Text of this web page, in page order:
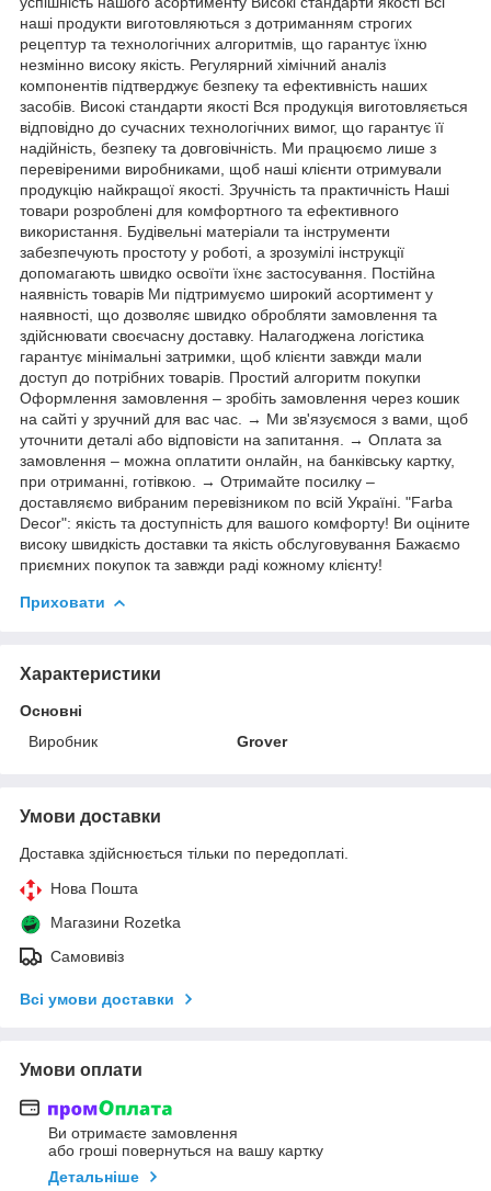
наші продукти виготовляються з дотриманням строгих
рецептур та технологічних алгоритмів, що гарантує їхню
незмінно високу якість. Регулярний хімічний аналіз
компонентів підтверджує безпеку та ефективність наших
засобів. Високі стандарти якості Вся продукція виготовляється
відповідно до сучасних технологічних вимог, що гарантує її
надійність, безпеку та довговічність. Ми працюємо лише з
перевіреними виробниками, щоб наші клієнти отримували
продукцію найкращої якості. Зручність та практичність Наші
товари розроблені для комфортного та ефективного
використання. Будівельні матеріали та інструменти
забезпечують простоту у роботі, а зрозумілі інструкції
допомагають швидко освоїти їхнє застосування. Постійна
наявність товарів Ми підтримуємо широкий асортимент у
наявності, що дозволяє швидко обробляти замовлення та
здійснювати своєчасну доставку. Налагоджена логістика
гарантує мінімальні затримки, щоб клієнти завжди мали
доступ до потрібних товарів. Простий алгоритм покупки
Оформлення замовлення – зробіть замовлення через кошик
на сайті у зручний для вас час. → Ми зв'язуємося з вами, щоб
уточнити деталі або відповісти на запитання. → Оплата за
замовлення – можна оплатити онлайн, на банківську картку,
при отриманні, готівкою. → Отримайте посилку –
доставляємо вибраним перевізником по всій Україні. "Farba
Decor": якість та доступність для вашого комфорту! Ви оціните
високу швидкість доставки та якість обслуговування Бажаємо
приємних покупок та завжди раді кожному клієнту!
Приховати
Характеристики
Основні
Виробник
Grover
Умови доставки
Доставка здійснюється тільки по передоплаті.
Нова Пошта
Магазини Rozetka
Самовивіз
Всі умови доставки
Умови оплати
Ви отримаєте замовлення
або гроші повернуться на вашу картку
Детальніше